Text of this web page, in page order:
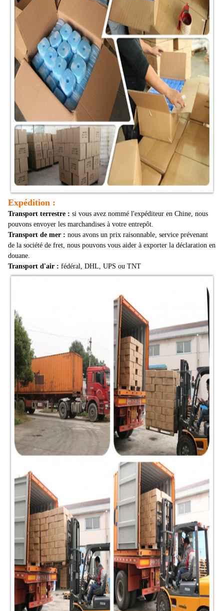
Expédition :
Transport terrestre : si vous avez nommé l'expéditeur en Chine, nous
pouvons envoyer les marchandises à votre entrepôt.
Transport de mer : nous avons un prix raisonnable, service prévenant
de la société de fret, nous pouvons vous aider à exporter la déclaration en
douane.
Transport d'air : fédéral, DHL, UPS ou TNT